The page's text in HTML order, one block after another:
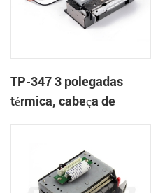
TP-347 3 polegadas
térmica, cabeça de